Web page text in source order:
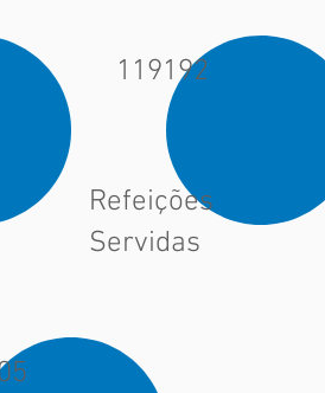
119192
Refeições
Servidas